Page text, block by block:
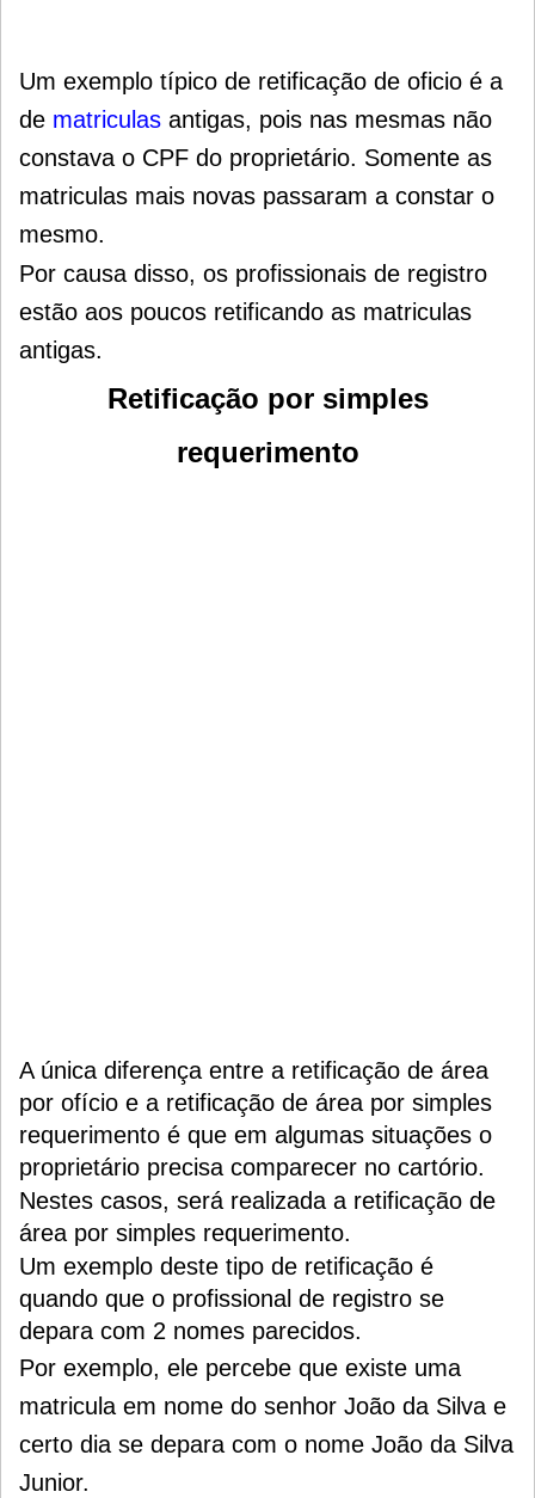
Um exemplo típico de retificação de oficio é a
de matriculas antigas, pois nas mesmas não
constava o CPF do proprietário. Somente as
matriculas mais novas passaram a constar o
mesmo.
Por causa disso, os profissionais de registro
estão aos poucos retificando as matriculas
antigas.
Retificação por simples
requerimento
A única diferença entre a retificação de área
por ofício e a retificação de área por simples
requerimento é que em algumas situações o
proprietário precisa comparecer no cartório.
Nestes casos, será realizada a retificação de
área por simples requerimento.
Um exemplo deste tipo de retificação é
quando que o profissional de registro se
depara com 2 nomes parecidos.
Por exemplo, ele percebe que existe uma
matricula em nome do senhor João da Silva e
certo dia se depara com o nome João da Silva
Junior.